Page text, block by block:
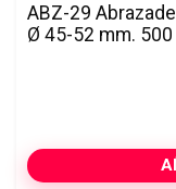
ABZ-29
Ø 45-52 mm. 500